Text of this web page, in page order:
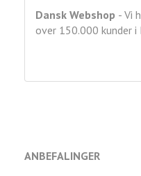
Dansk Webshop - Vi
over 150.000 kunder i
ANBEFALINGER